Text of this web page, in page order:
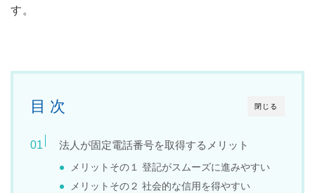
す。
閉じる
目 次
法人が固定電話番号を取得するメリット
メリットその１ 登記がスムーズに進みやすい
メリットその２ 社会的な信用を得やすい